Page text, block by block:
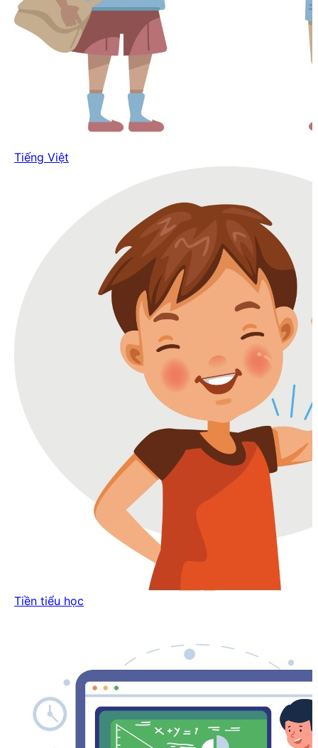
Tiếng Việt
Tiền tiểu học